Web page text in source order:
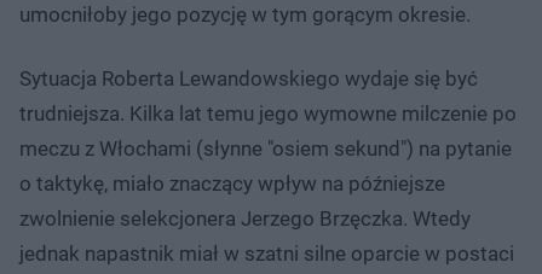
umocniłoby jego pozycję w tym gorącym okresie.
Sytuacja Roberta Lewandowskiego wydaje się być
trudniejsza. Kilka lat temu jego wymowne milczenie po
meczu z Włochami (słynne "osiem sekund") na pytanie
o taktykę, miało znaczący wpływ na późniejsze
zwolnienie selekcjonera Jerzego Brzęczka. Wtedy
jednak napastnik miał w szatni silne oparcie w postaci